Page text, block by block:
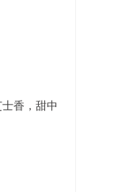
香，甜中